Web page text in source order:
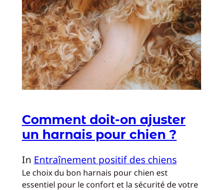
Comment doit-on ajuster
un harnais pour chien ?
In Entraînement positif des chiens
Le choix du bon harnais pour chien est
essentiel pour le confort et la sécurité de votre